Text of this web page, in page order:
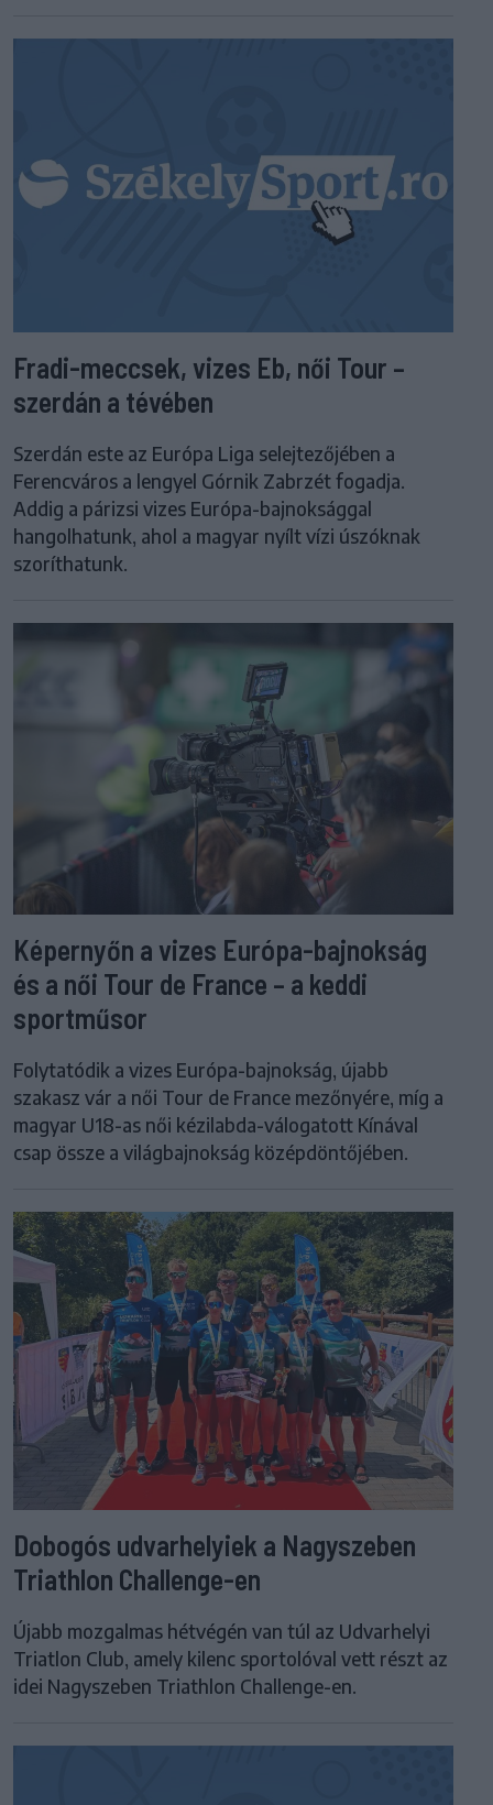
Fradi-meccsek, vizes Eb, női Tour –
szerdán a tévében
Szerdán este az Európa Liga selejtezőjében a
Ferencváros a lengyel Górnik Zabrzét fogadja.
Addig a párizsi vizes Európa-bajnoksággal
hangolhatunk, ahol a magyar nyílt vízi úszóknak
szoríthatunk.
Képernyőn a vizes Európa-bajnokság
és a női Tour de France – a keddi
sportműsor
Folytatódik a vizes Európa-bajnokság, újabb
szakasz vár a női Tour de France mezőnyére, míg a
magyar U18-as női kézilabda-válogatott Kínával
csap össze a világbajnokság középdöntőjében.
Dobogós udvarhelyiek a Nagyszeben
Triathlon Challenge-en
Újabb mozgalmas hétvégén van túl az Udvarhelyi
Triatlon Club, amely kilenc sportolóval vett részt az
idei Nagyszeben Triathlon Challenge-en.